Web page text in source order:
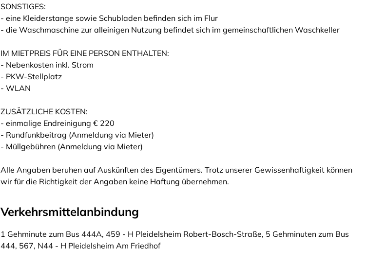
SONSTIGES:
- eine Kleiderstange sowie Schubladen befinden sich im Flur
- die Waschmaschine zur alleinigen Nutzung befindet sich im gemeinschaftlichen Waschkeller
IM MIETPREIS FÜR EINE PERSON ENTHALTEN:
- Nebenkosten inkl. Strom
- PKW-Stellplatz
- WLAN
ZUSÄTZLICHE KOSTEN:
- einmalige Endreinigung € 220
- Rundfunkbeitrag (Anmeldung via Mieter)
- Müllgebühren (Anmeldung via Mieter)
Alle Angaben beruhen auf Auskünften des Eigentümers. Trotz unserer Gewissenhaftigkeit können
wir für die Richtigkeit der Angaben keine Haftung übernehmen.
Verkehrsmittelanbindung
1 Gehminute zum Bus 444A, 459 - H Pleidelsheim Robert-Bosch-Straße, 5 Gehminuten zum Bus
444, 567, N44 - H Pleidelsheim Am Friedhof